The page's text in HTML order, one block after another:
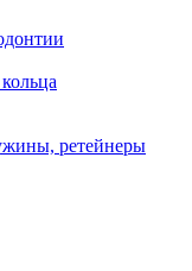
ретейнеры